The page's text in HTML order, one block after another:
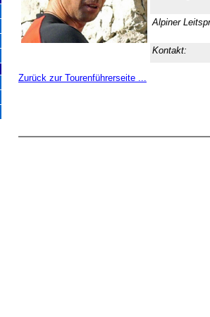
Alpiner
Kontakt:
Zurück zur Tourenführerseite ...